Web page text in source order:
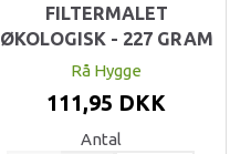
FILTERMALET
ØKOLOGISK - 227 GRAM
Rå Hygge
111,95 DKK
Antal